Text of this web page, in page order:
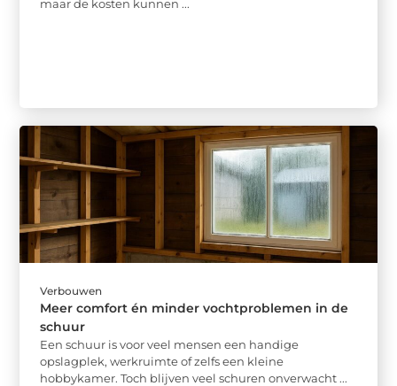
maar de kosten kunnen ...
Verbouwen
Meer comfort én minder vochtproblemen in de
schuur
Een schuur is voor veel mensen een handige
opslagplek, werkruimte of zelfs een kleine
hobbykamer. Toch blijven veel schuren onverwacht ...